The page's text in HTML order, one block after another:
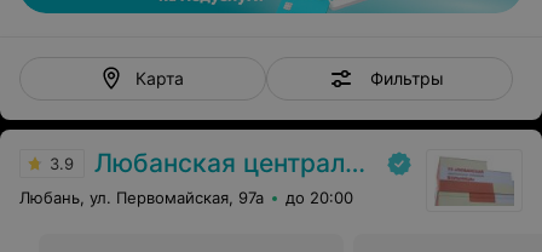
Карта Фильтры
3.9 Любанская центральная районная больница
Любань, ул. Первомайская, 97а до 20:00